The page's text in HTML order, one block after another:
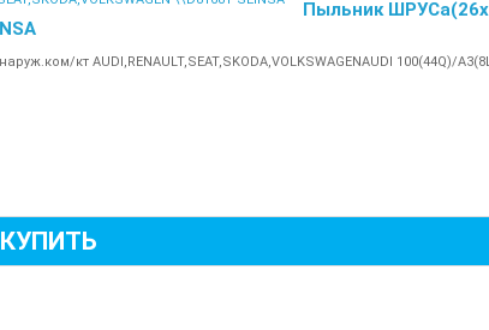
Пыльник
кт AUDI,RENAULT,SEAT,SKODA,VOLKSWAGENAUDI 100(44Q)/
КУПИТЬ